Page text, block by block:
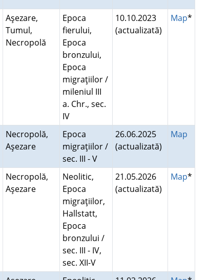
Aşezare,
Tumul,
Necropolă
Epoca
fierului,
Epoca
bronzului,
Epoca
migraţiilor /
mileniul III
a. Chr., sec.
IV
10.10.2023
(actualizată)
Map*
Necropolă,
Aşezare
Epoca
migraţiilor /
sec. III - V
26.06.2025
(actualizată)
Map
Necropolă,
Aşezare
Neolitic,
Epoca
migraţiilor,
Hallstatt,
Epoca
bronzului /
sec. III - IV,
sec. XII-V
21.05.2026
(actualizată)
Map*